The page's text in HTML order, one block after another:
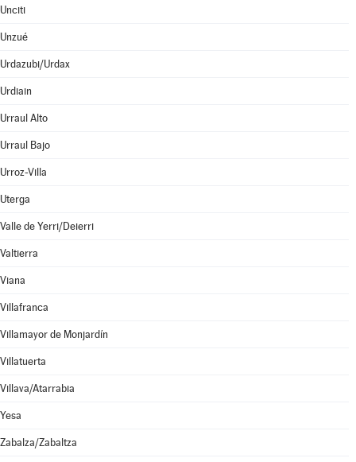
Unciti
Unzué
Urdazubi/Urdax
Urdiain
Urraul Alto
Urraul Bajo
Urroz-Villa
Uterga
Valle de Yerri/Deierri
Valtierra
Viana
Villafranca
Villamayor de Monjardín
Villatuerta
Villava/Atarrabia
Yesa
Zabalza/Zabaltza